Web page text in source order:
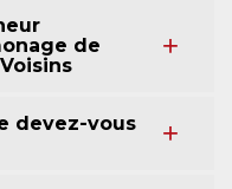
de
devez-vous